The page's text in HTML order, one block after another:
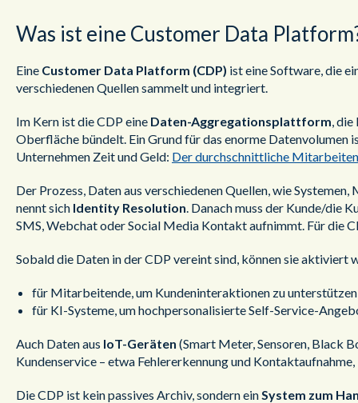
Was ist eine Customer Data
Eine Customer Data Platform (CDP) ist eine Software, die
verschiedenen Quellen sammelt und integriert.
Im Kern ist die CDP eine Daten-Aggregationsplattform, die
Oberfläche bündelt. Ein Grund für das enorme Datenvolumen
Unternehmen Zeit und Geld: Der durchschnittliche
Der Prozess, Daten aus verschiedenen Quellen, wie
nennt sich Identity Resolution. Danach muss der Kunde/die
SMS, Webchat oder Social Media Kontakt aufnimmt. Für die
Sobald die Daten in der CDP vereint sind, können sie aktiviert
für Mitarbeitende, um Kundeninteraktionen zu
für KI-Systeme, um hochpersonalisierte Self-Service-
Auch Daten aus IoT-Geräten (Smart Meter, Sensoren, Black
Kundenservice – etwa Fehlererkennung und
Die CDP ist kein passives Archiv, sondern einSystem zum